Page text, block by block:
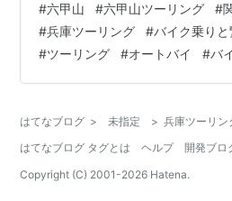
#六甲山 #六甲山ツーリング #
#兵庫ツーリング #バイク乗り
#ツーリング #オートバイ #バ
はてなブログ > 未指定 > 兵庫ツーリン
はてなブログ タグとは
ヘルプ 開発ブロ
Copyright (C) 2001-2026 Hatena.